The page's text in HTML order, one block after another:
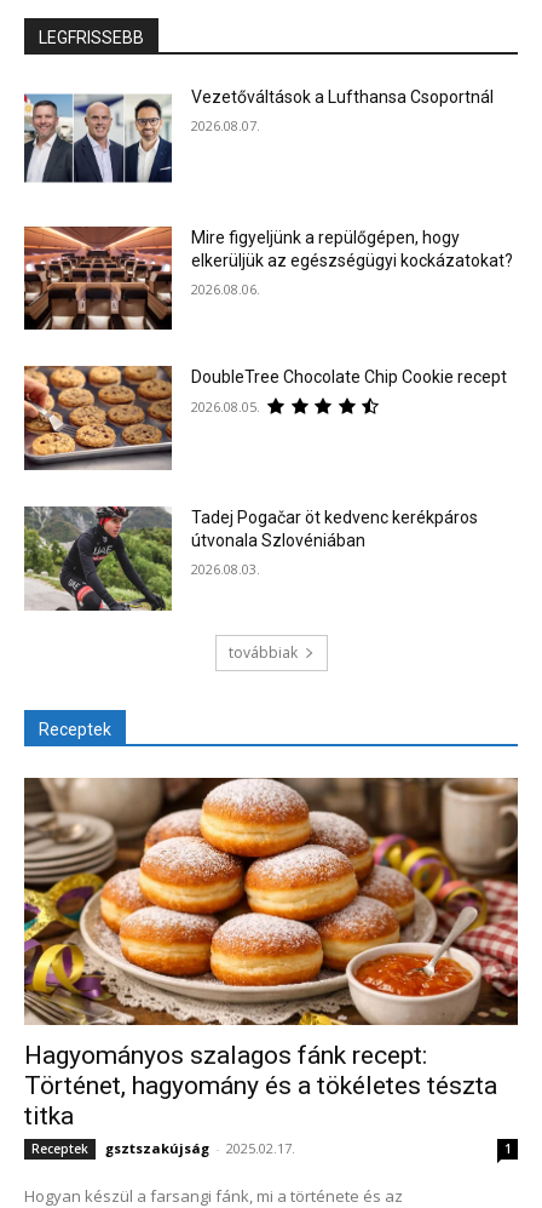
LEGFRISSEBB
Vezetőváltások a Lufthansa Csoportnál
2026.08.07.
Mire figyeljünk a repülőgépen, hogy
elkerüljük az egészségügyi kockázatokat?
2026.08.06.
DoubleTree Chocolate Chip Cookie recept
2026.08.05.
Tadej Pogačar öt kedvenc kerékpáros
útvonala Szlovéniában
2026.08.03.
továbbiak
Receptek
Hagyományos szalagos fánk recept:
Történet, hagyomány és a tökéletes tészta
titka
Receptek gsztszakújság - 2025.02.17. 1
Hogyan készül a farsangi fánk, mi a története és az